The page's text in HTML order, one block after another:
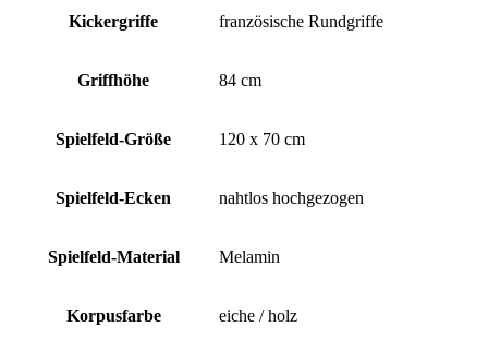
Kickergriffe französische Rundgriffe
Griffhöhe 84 cm
Spielfeld-Größe 120 x 70 cm
Spielfeld-Ecken nahtlos hochgezogen
Spielfeld-Material Melamin
Korpusfarbe eiche / holz